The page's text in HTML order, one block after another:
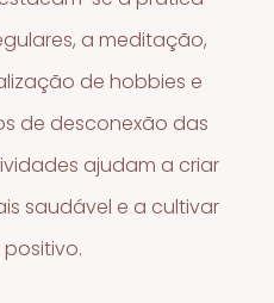
a meditação,
de hobbies e
de desconexão das
ajudam a criar
saudável e a cultivar